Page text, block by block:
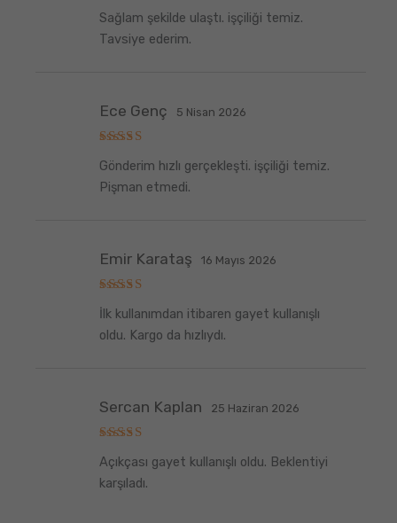
üzerinden
5 oy aldı
Sağlam şekilde ulaştı. işçiliği temiz.
Tavsiye ederim.
üzerinden
5oy aldı
Ece Genç 5 Nisan 2026
Gönderim hızlı gerçekleşti. işçiliği temiz.
Pişman etmedi.
üzerinden
5oy aldı
Emir Karataş 16 Mayıs 2026
İlk kullanımdan itibaren gayet kullanışlı
oldu. Kargo da hızlıydı.
üzerinden
5
oy aldı
Sercan Kaplan 25 Haziran 2026
Açıkçası gayet kullanışlı oldu. Beklentiyi
karşıladı.